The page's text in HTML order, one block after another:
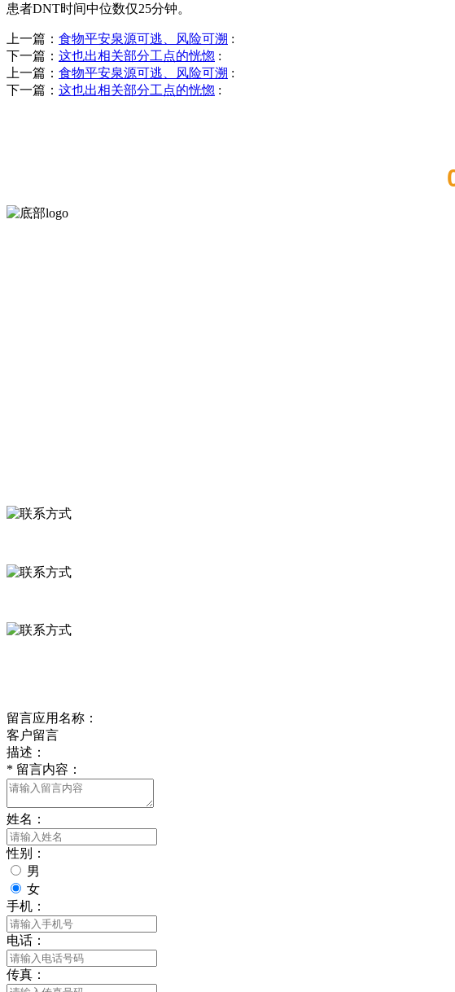
患者DNT时间中位数仅25分钟。
上一篇： 食物平安泉源可逃、风险可溯 :
下一篇： 这也出相关部分工点的恍惚 :
上一篇： 食物平安泉源可逃、风险可溯 :
下一篇： 这也出相关部分工点的恍惚 :
留言应用名称：
客户留言
描述：
* 留言内容：
姓名：
性别：
男
女
手机：
电话：
传真：